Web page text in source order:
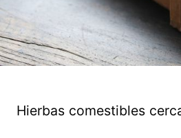
Hierbas comestibles